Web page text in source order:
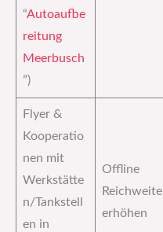
“Autoaufbe
reitung
Meerbusch
”)
Flyer &
Kooperatio
nen mit
Werkstätte
n/Tankstell
en in
Offline
Reichweite
erhöhen